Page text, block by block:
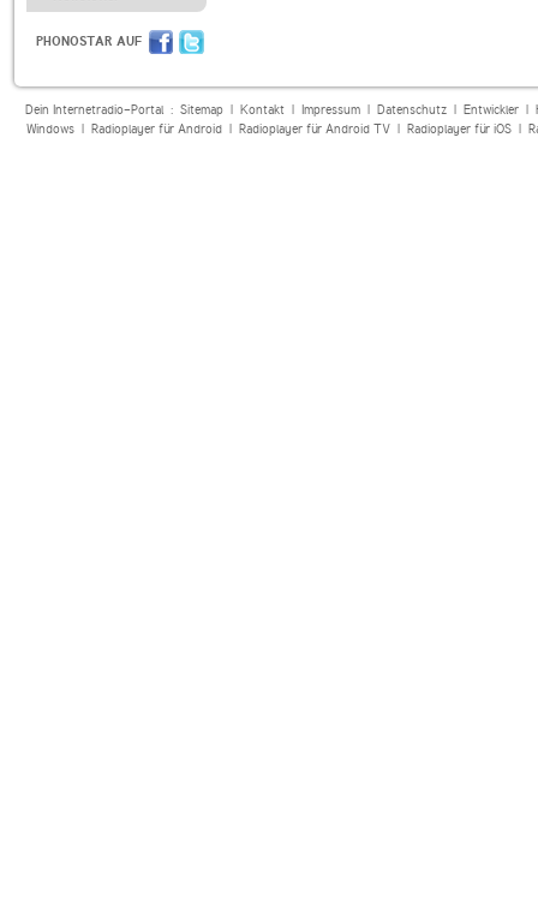
PHONOSTAR AUF
Dein Internetradio-Portal : Sitemap| Kontakt| Impressum| Datenschutz| Entwickler|
Windows| Radioplayer für Android| Radioplayer für Android TV| Radioplayer für iOS|